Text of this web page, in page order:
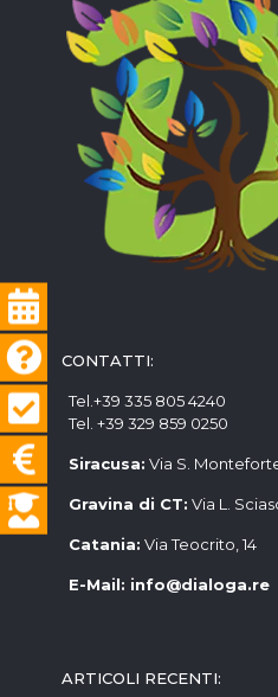
CONTATTI:
Tel.+39 335 805 4240
Tel. +39 329 859 0250
Siracusa: Via S.
Gravina di CT: Via L.
Catania: Via Teocrito, 14
E-Mail: info@dialoga.re
ARTICOLI RECENTI: